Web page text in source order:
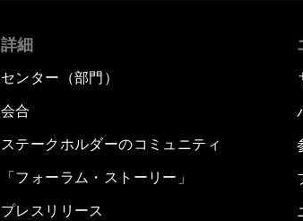
詳細
センター（部門）
会合
ステークホルダーのコミュニティ
「フォーラム・ストーリー」
プレスリリース